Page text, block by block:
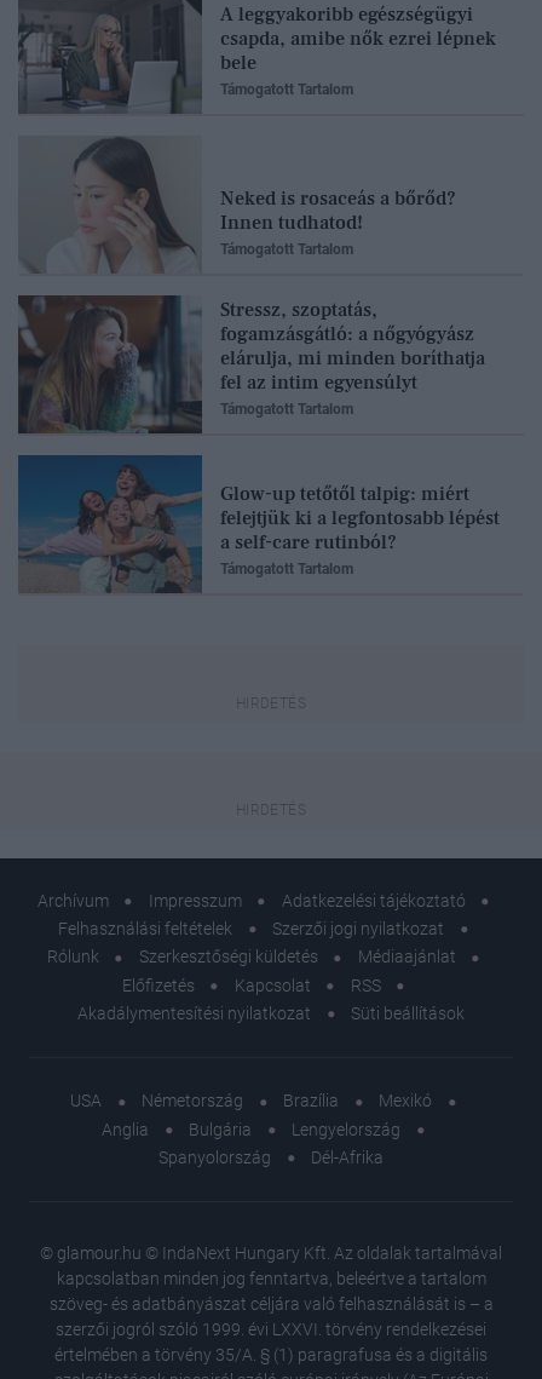
A leggyakoribb egészségügyi
csapda, amibe nők ezrei lépnek
bele
Támogatott Tartalom
Neked is rosaceás a bőrőd?
Innen tudhatod!
Támogatott Tartalom
Stressz, szoptatás,
fogamzásgátló: a nőgyógyász
elárulja, mi minden boríthatja
fel az intim egyensúlyt
Támogatott Tartalom
Glow-up tetőtől talpig: miért
felejtjük ki a legfontosabb lépést
a self-care rutinból?
Támogatott Tartalom
Archívum Impresszum
Adatkezelési tájékoztató
Felhasználási feltételek
Szerzői jogi nyilatkozat
Rólunk
Szerkesztőségi küldetés
Médiaajánlat
Előfizetés
Kapcsolat
RSS
Akadálymentesítési nyilatkozat
Süti beállítások
USA Németország Brazília
Mexikó
Anglia
Bulgária
Lengyelország
Spanyolország
Dél-Afrika
© glamour.hu © IndaNext Hungary Kft. Az oldalak tartalmával
kapcsolatban minden jog fenntartva, beleértve a tartalom
szöveg- és adatbányászat céljára való felhasználását is – a
szerzői jogról szóló 1999. évi LXXVI. törvény rendelkezései
értelmében a törvény 35/A. § (1) paragrafusa és a digitális